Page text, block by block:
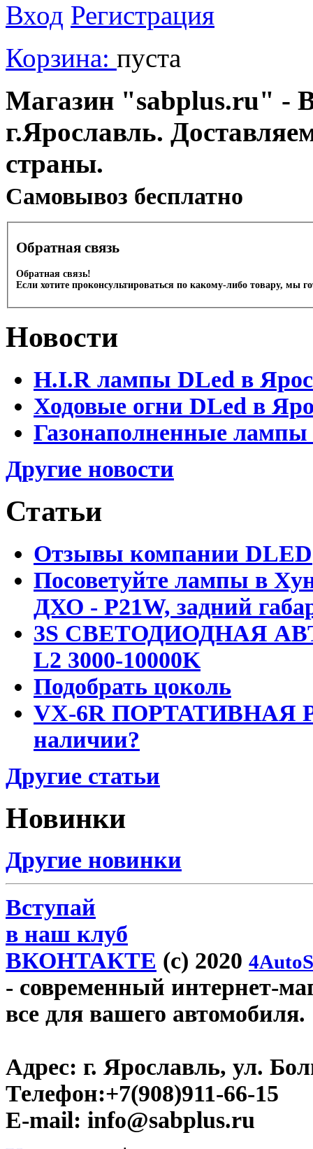
Вход Регистрация
Корзина: пуста
Магазин "sabplus.ru" -
г.Ярославль.
страны.
Cамовывоз бесплатно
Обратная связь
Обратная связь!
Если хотите проконсультироваться по какому-либо товару, мы
Новости
H.I.R лампы DLed в
Ходовые огни DLed в
Газонаполненные
Другие новости
Статьи
Отзывы компании DLED
Посоветуйте лампы в
ДХО - P21W, задний
3S СВЕТОДИОДНАЯ
L2 3000-10000K
Подобрать цоколь
VX-6R ПОРТАТИВНАЯ
наличии?
Другие статьи
Новинки
Другие новинки
Вступай
в наш клуб
ВКОНТАКТЕ (c) 2020
- современный интернет-
все для вашего автомобиля.
Адрес: г. Ярославль, ул.
Телефон:+7(908)911-66-15
E-mail: info@sabplus.ru